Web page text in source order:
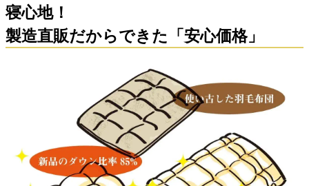
寝心地！
製造直販だからできた「安心価格」